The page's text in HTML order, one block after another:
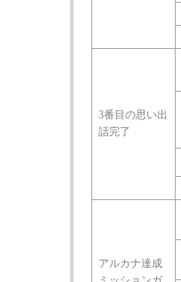
3番目の思い出
話完了
アルカナ達成